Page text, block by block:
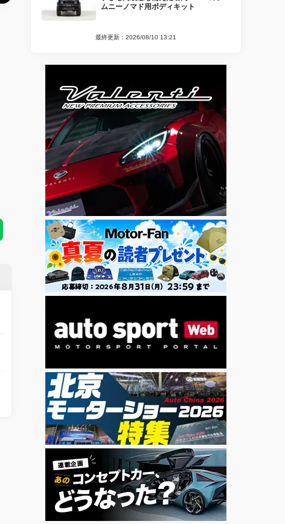
ムニーノマド用ボディキット
最終更新：2026/08/10 13:21